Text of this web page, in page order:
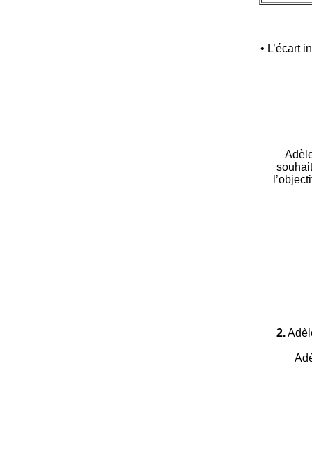
• L’écart
2.